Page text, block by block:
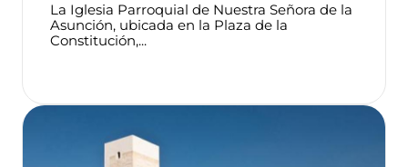
La Iglesia Parroquial de Nuestra Señora de la
Asunción, ubicada en la Plaza de la
Constitución,...